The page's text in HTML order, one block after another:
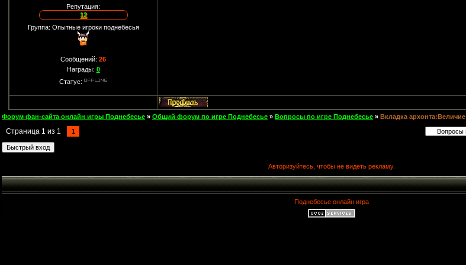
Репутация:
12
Группа: Опытные игроки поднебесья
Сообщений:26
Награды: 0
Статус:
Форум фан-сайта онлайн игры Поднебесье » Общий форум по игре Поднебесье » Вопросы по игре Поднебесье » Вкладка архонта:Величие
Страница 1 из 1
1
Авторизуйтесь, чтобы не видеть рекламу.
Поднебесье онлайн игра